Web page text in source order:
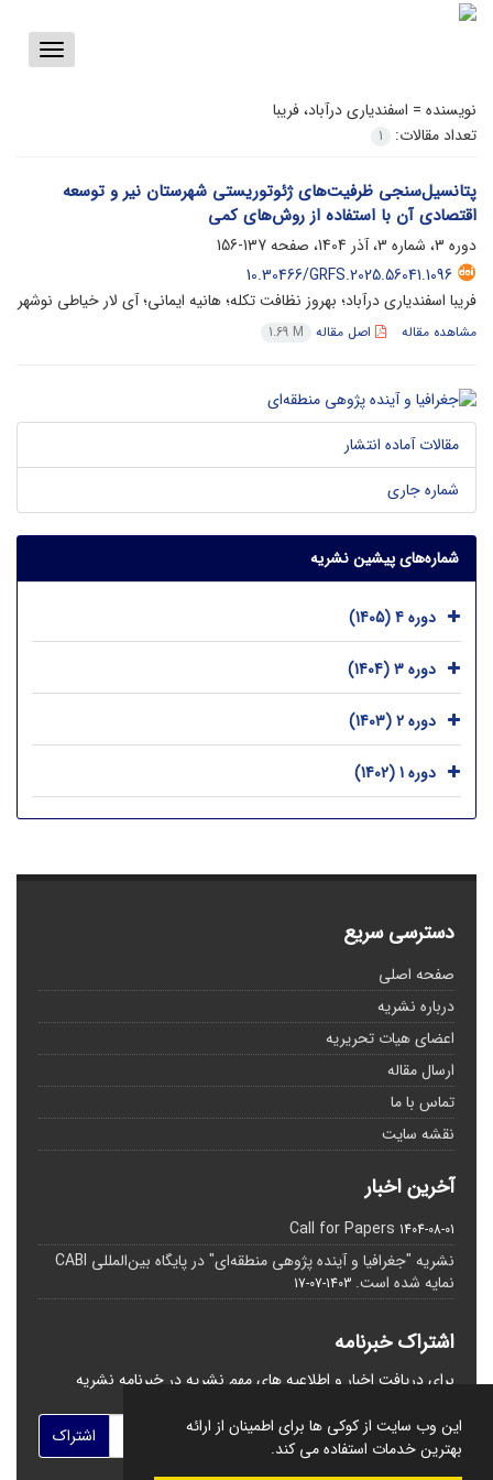
این وب سایت از کوکی ها برای اطمینان از ارائه
بهترین خدمات استفاده می کند.
Toggle
نویسنده = اسفندیاری درآباد، فریبا
تعداد مقالات:
1
پتانسیل‌سنجی ظرفیت‌های ژئوتوریستی شهرستان نیر و توسعه
اقتصادی آن با ا‌‌‌‌‌‌‌‌‌‌‌‌‌‌‌‌‌‌‌‌‌‌‌‌‌ستفاده از روش‌های کمی
دوره 3، شماره 3، آذر 1404، صفحه
137-156
10.30466/GRFS.2025.56041.1096
فریبا اسفندیاری درآباد؛ بهروز نظافت تکله؛ هانیه ایمانی؛ آی لار خیاطی نوشهر
مشاهده مقاله اصل مقاله 1.69 M
مقالات آماده انتشار
شماره جاری
شماره‌های پیشین نشریه
دوره 4 (1405)
دوره 3 (1404)
دوره 2 (1403)
دوره 1 (1402)
دسترسی سریع
صفحه اصلی
درباره نشریه
اعضای هیات تحریریه
ارسال مقاله
تماس با ما
نقشه سایت
آخرین اخبار
Call for Papers 1404-08-01
نشریه "جغرافیا و آینده پژوهی منطقه‌ای" در پایگاه بین‌المللی CABI
نمایه شده است. 1403-07-17
اشتراک خبرنامه
برای دریافت اخبار و اطلاعیه های مهم نشریه در خبرنامه نشریه
اشتراک